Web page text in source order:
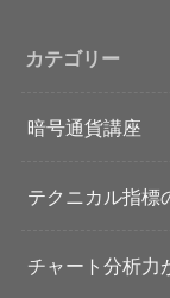
カテゴリー
暗号通貨講座
テクニカル指標
チャート分析力